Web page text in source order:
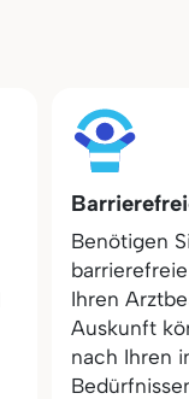
Benötigen
Ihren
Auskunft
nach Ihren